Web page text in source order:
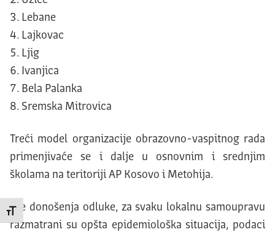
Promeni veličinu slova
Lebane
Lajkovac
Ljig
Ivanjica
Bela Palanka
Sremska Mitrovica
Treći model organizacije obrazovno-vaspitnog rada
primenjivaće se i dalje u osnovnim i srednjim
školama na teritoriji AP Kosovo i Metohija.
Pre donošenja odluke, za svaku lokalnu samoupravu
razmatrani su opšta epidemiološka situacija, podaci